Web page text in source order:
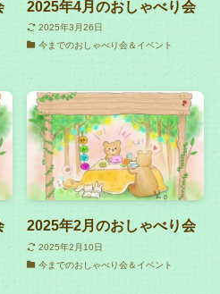
2025年4月のおしゃべり会
2025年3月26日
今までのおしゃべり会＆イベント
2025年2月のおしゃべり会
2025年2月10日
今までのおしゃべり会＆イベント